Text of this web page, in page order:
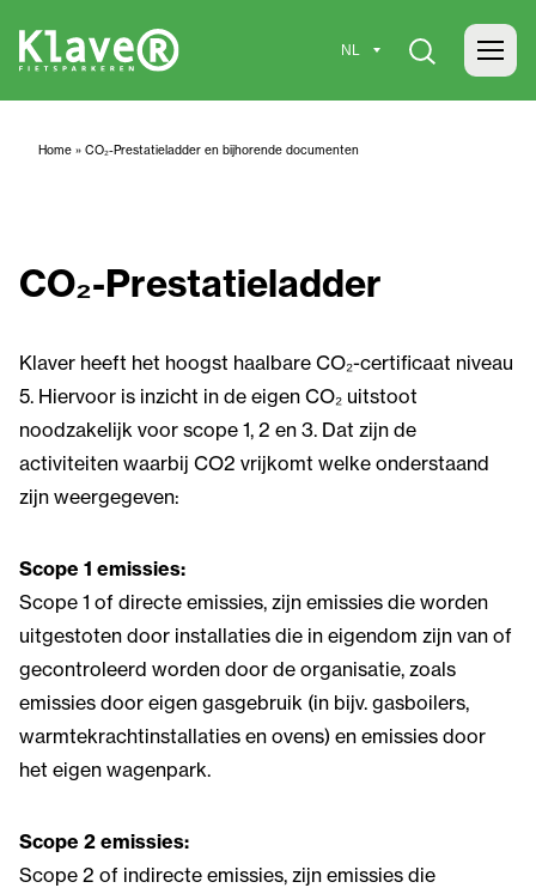
Home » CO₂-Prestatieladder en bijhorende documenten
CO₂-Prestatieladder
Klaver heeft het hoogst haalbare CO₂-certificaat niveau
5. Hiervoor is inzicht in de eigen CO₂ uitstoot
noodzakelijk voor scope 1, 2 en 3. Dat zijn de
activiteiten waarbij CO2 vrijkomt welke onderstaand
zijn weergegeven:
Scope 1 emissies:
Scope 1 of directe emissies, zijn emissies die worden
uitgestoten door installaties die in eigendom zijn van of
gecontroleerd worden door de organisatie, zoals
emissies door eigen gasgebruik (in bijv. gasboilers,
warmtekrachtinstallaties en ovens) en emissies door
het eigen wagenpark.
Scope 2 emissies:
Scope 2 of indirecte emissies, zijn emissies die